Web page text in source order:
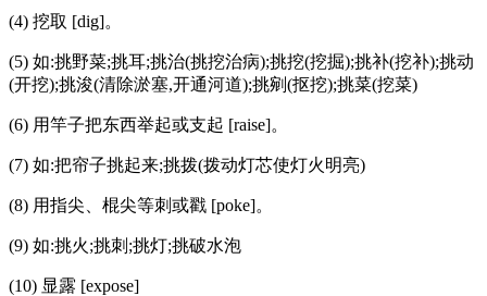
(4) 挖取 [dig]。
(5) 如:挑野菜;挑耳;挑治(挑挖治病);挑挖(挖掘);挑补(挖补);挑动
(开挖);挑浚(清除淤塞,开通河道);挑剜(抠挖);挑菜(挖菜)
(6) 用竿子把东西举起或支起 [raise]。
(7) 如:把帘子挑起来;挑拨(拨动灯芯使灯火明亮)
(8) 用指尖、棍尖等刺或戳 [poke]。
(9) 如:挑火;挑刺;挑灯;挑破水泡
(10) 显露 [expose]